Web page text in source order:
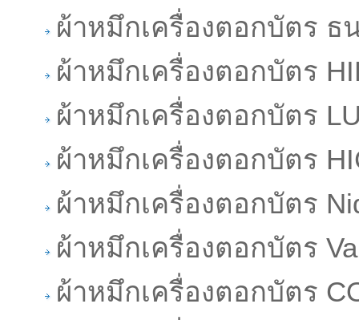
ผ้าหมึกเครื่องตอกบัตร ธ
ผ้าหมึกเครื่องตอกบัตร
ผ้าหมึกเครื่องตอกบัตร
ผ้าหมึกเครื่องตอกบัตร
ผ้าหมึกเครื่องตอกบัตร
ผ้าหมึกเครื่องตอกบัตร
ผ้าหมึกเครื่องตอกบัตร